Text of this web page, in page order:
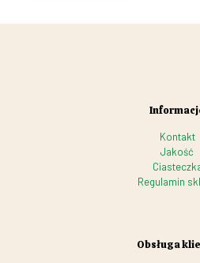
Kontakt
Jakość
Regulamin
Obsługa